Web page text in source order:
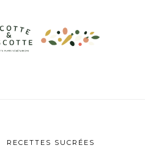
RECETTES SUCRÉES